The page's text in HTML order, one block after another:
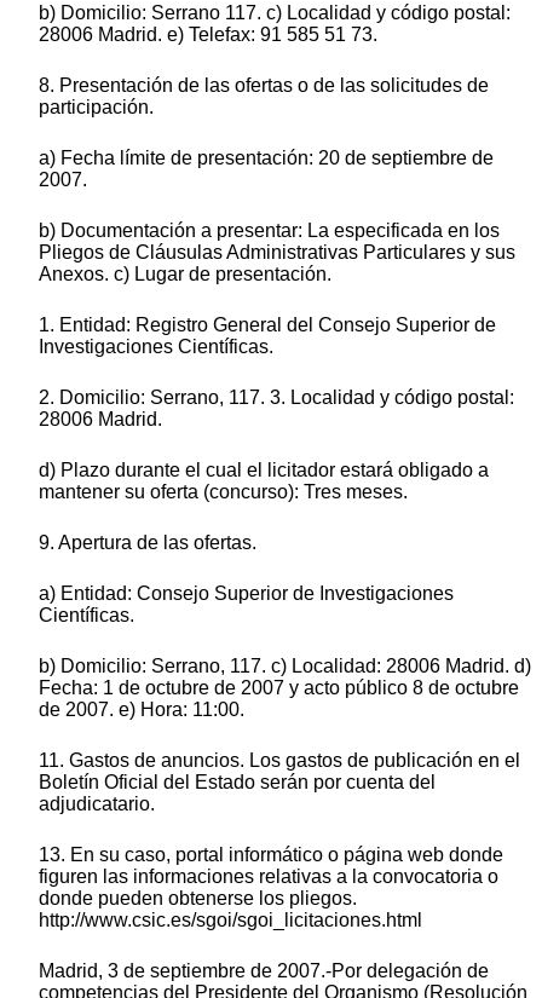
b) Domicilio: Serrano 117. c) Localidad y código postal:
28006 Madrid. e) Telefax: 91 585 51 73.
8. Presentación de las ofertas o de las solicitudes de
participación.
a) Fecha límite de presentación: 20 de septiembre de
2007.
b) Documentación a presentar: La especificada en los
Pliegos de Cláusulas Administrativas Particulares y sus
Anexos. c) Lugar de presentación.
1. Entidad: Registro General del Consejo Superior de
Investigaciones Científicas.
2. Domicilio: Serrano, 117. 3. Localidad y código postal:
28006 Madrid.
d) Plazo durante el cual el licitador estará obligado a
mantener su oferta (concurso): Tres meses.
9. Apertura de las ofertas.
a) Entidad: Consejo Superior de Investigaciones
Científicas.
b) Domicilio: Serrano, 117. c) Localidad: 28006 Madrid. d)
Fecha: 1 de octubre de 2007 y acto público 8 de octubre
de 2007. e) Hora: 11:00.
11. Gastos de anuncios. Los gastos de publicación en el
Boletín Oficial del Estado serán por cuenta del
adjudicatario.
13. En su caso, portal informático o página web donde
figuren las informaciones relativas a la convocatoria o
donde pueden obtenerse los pliegos.
http://www.csic.es/sgoi/sgoi_licitaciones.html
Madrid, 3 de septiembre de 2007.-Por delegación de
competencias del Presidente del Organismo (Resolución